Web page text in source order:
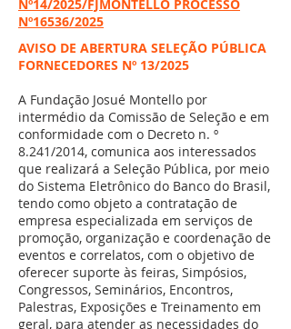
Nº14/2025/FJMONTELLO PROCESSO
Nº16536/2025
AVISO DE ABERTURA SELEÇÃO PÚBLICA
FORNECEDORES Nº 13/2025
A Fundação Josué Montello por
intermédio da Comissão de Seleção e em
conformidade com o Decreto n. º
8.241/2014, comunica aos interessados
que realizará a Seleção Pública, por meio
do Sistema Eletrônico do Banco do Brasil,
tendo como objeto a contratação de
empresa especializada em serviços de
promoção, organização e coordenação de
eventos e correlatos, com o objetivo de
oferecer suporte às feiras, Simpósios,
Congressos, Seminários, Encontros,
Palestras, Exposições e Treinamento em
geral, para atender as necessidades do